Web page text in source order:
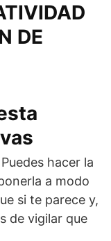
DE
Puedes hacer la
a modo
si te parece y,
de vigilar que